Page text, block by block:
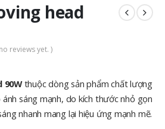
head
reviews yet. )
90Wthuộc dòng sản phẩm chất lượng
sáng mạnh, do kích thước nhỏ gọn
nhanh mang lại hiệu ứng mạnh mẽ.